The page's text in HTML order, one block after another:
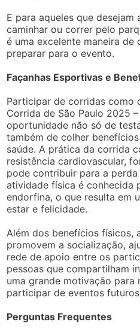
E para aqueles que
caminhar ou correr pelo
é uma excelente maneira de
preparar para o evento.
Façanhas Esportivas e
Participar de corridas como
Corrida de São Paulo 2025
oportunidade não só de
também de colher
saúde. A prática da corrida
resistência cardiovascular,
pode contribuir para a
atividade física é conhecida
endorfina, o que resulta em
estar e felicidade.
Além dos benefícios físicos,
promovem a socialização,
rede de apoio entre os
pessoas que compartilham
uma grande motivação para
participar de eventos
Perguntas Frequentes